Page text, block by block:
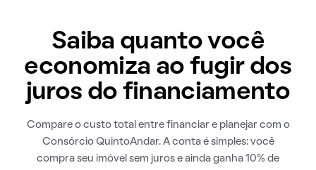
Saiba quanto você
economiza ao fugir dos
juros do financiamento
Compare o custo total entre financiar e planejar com o
Consórcio QuintoAndar. A conta é simples: você
compra seu imóvel sem juros e ainda ganha 10% de